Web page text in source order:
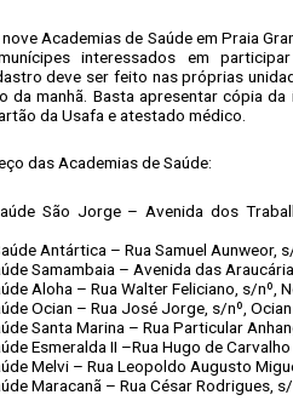
Academias de Saúde em Praia
interessados em
deve ser feito nas próprias
da manhã. Basta apresentar cópia
da Usafa e atestado médico.
das Academias de Saúde:
São Jorge – Avenida dos
Antártica – Rua Samuel Aunweor,
Samambaia – Avenida das
Aloha – Rua Walter Feliciano, s/nº,
Ocian – Rua José Jorge, s/nº, Ocian
Santa Marina – Rua Particular
Esmeralda II –Rua Hugo de
Melvi – Rua Leopoldo Augusto
Maracanã – Rua César Rodrigues, s/